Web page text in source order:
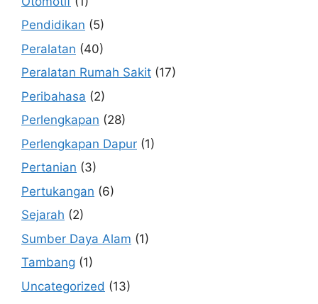
Pendidikan (5)
Peralatan (40)
Peralatan Rumah Sakit (17)
Peribahasa (2)
Perlengkapan (28)
Perlengkapan Dapur (1)
Pertanian (3)
Pertukangan (6)
Sejarah (2)
Sumber Daya Alam (1)
Tambang (1)
Uncategorized (13)